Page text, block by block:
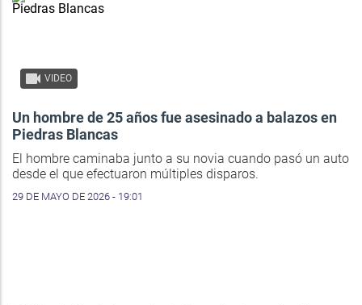
VIDEO
Un hombre de 25 años fue asesinado a balazos en
Piedras Blancas
El hombre caminaba junto a su novia cuando pasó un auto
desde el que efectuaron múltiples disparos.
29 DE MAYO DE 2026 - 19:01